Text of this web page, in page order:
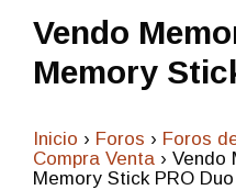
Vendo
Memory
Inicio › Foros › Foros
Compra Venta › Vendo
Memory Stick PRO Duo